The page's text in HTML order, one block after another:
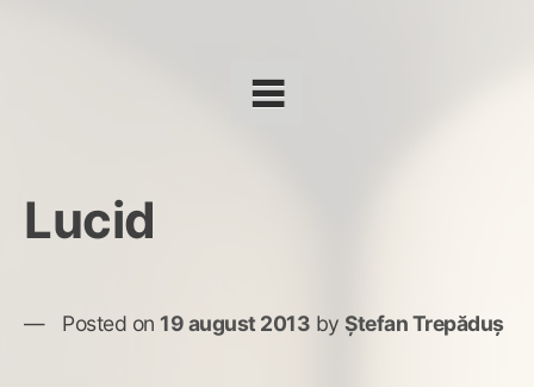
Lucid
Posted on 19 august 2013 by Ștefan Trepăduș